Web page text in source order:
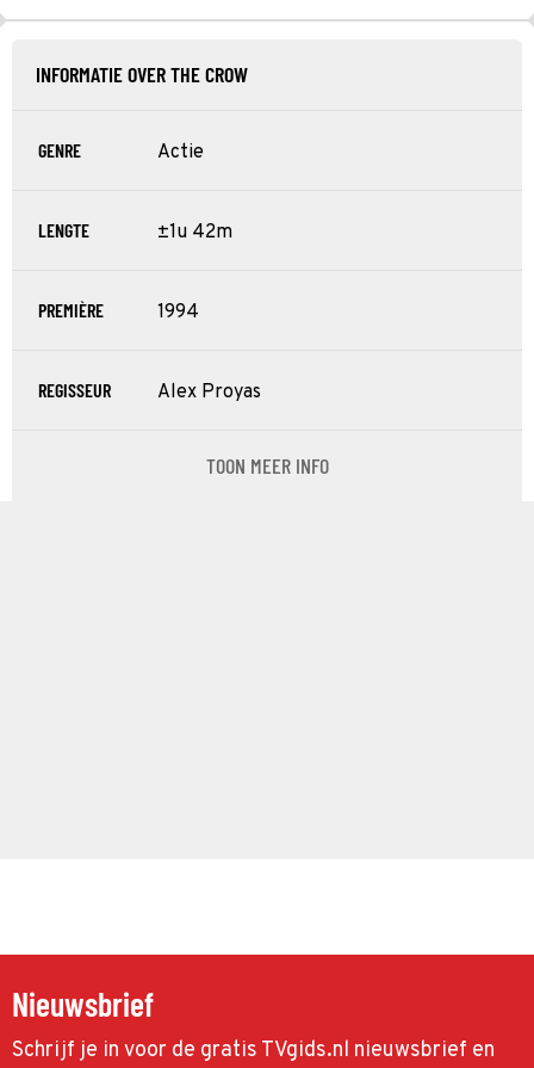
INFORMATIE OVER THE CROW
GENRE Actie
LENGTE ±1u 42m
PREMIÈRE 1994
REGISSEUR Alex Proyas
TOON MEER INFO
Nieuwsbrief
Schrijf je in voor de gratis TVgids.nl nieuwsbrief en